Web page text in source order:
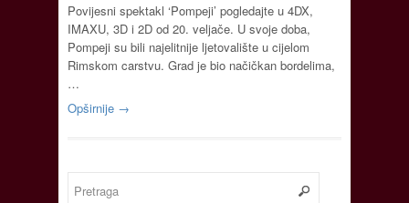
Povijesni spektakl ‘Pompeji’ pogledajte u 4DX,
IMAXU, 3D i 2D od 20. veljače. U svoje doba,
Pompeji su bili najelitnije ljetovalište u cijelom
Rimskom carstvu. Grad je bio načičkan bordelima,
…
Opširnije →